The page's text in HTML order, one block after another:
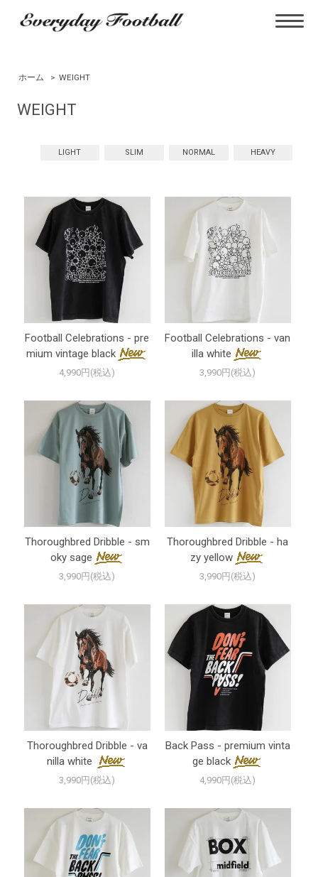
ホーム > WEIGHT
WEIGHT
LIGHT SLIM NORMAL HEAVY
Football Celebrations - pre
mium vintage black
4,990円(税込)
Football Celebrations - van
illa white
3,990円(税込)
Thoroughbred Dribble - sm
oky sage
3,990円(税込)
Thoroughbred Dribble - ha
zy yellow
3,990円(税込)
Thoroughbred Dribble - va
nilla white
3,990円(税込)
Back Pass - premium vinta
ge black
4,990円(税込)